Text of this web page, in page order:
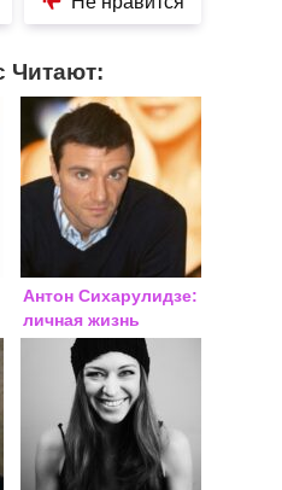
Читают:
Антон Сихарулидзе:
личная жизнь